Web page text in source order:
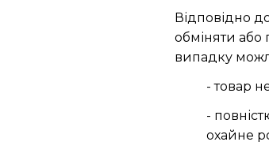
Відповідно
обміняти або
випадку
- товар
-
охайне